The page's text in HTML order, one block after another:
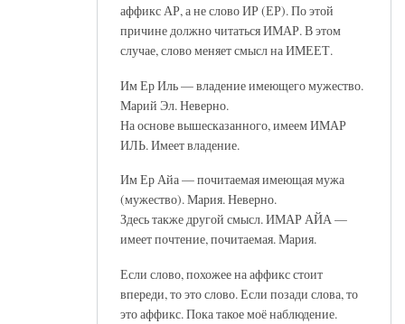
аффикс АР, а не слово ИР (ЕР). По этой
причине должно читаться ИМАР. В этом
случае, слово меняет смысл на ИМЕЕТ.
Им Ер Иль — владение имеющего мужество.
Марий Эл. Неверно.
На основе вышесказанного, имеем ИМАР
ИЛЬ. Имеет владение.
Им Ер Айа — почитаемая имеющая мужа
(мужество). Мария. Неверно.
Здесь также другой смысл. ИМАР АЙА —
имеет почтение, почитаемая. Мария.
Если слово, похожее на аффикс стоит
впереди, то это слово. Если позади слова, то
это аффикс. Пока такое моё наблюдение.